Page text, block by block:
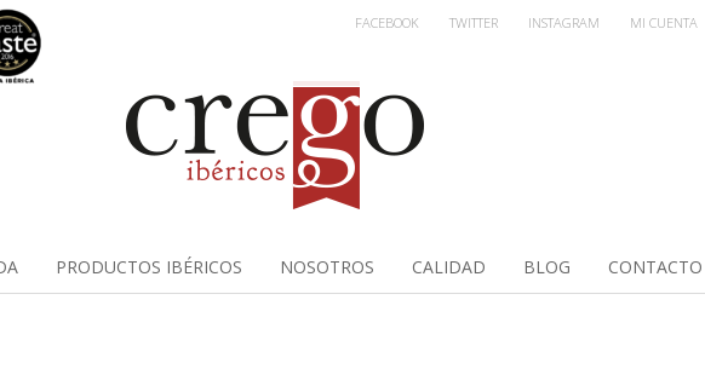
FACEBOOK TWITTER INSTAGRAM MI CUENTA
PRODUCTOS IBÉRICOS NOSOTROS CALIDAD BLOG CONTACTO